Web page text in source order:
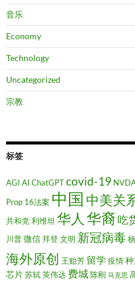
音乐
Economy
Technology
Uncategorized
宗教
标签
AGI AI ChatGPTcovid-19
Prop 16法案 中国 中美关
共和党利维坦 华人 华裔吃
川普微信 拜登文明 新冠病毒
海外原创 王贻芳 留学 疫情
芯片苏轼英伟达 费城陈刚 马克思